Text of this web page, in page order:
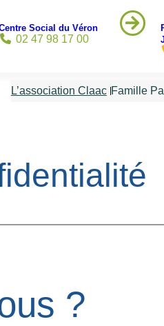
Social du Véron
02 47 98 17 00
L’association Claac Famille
?